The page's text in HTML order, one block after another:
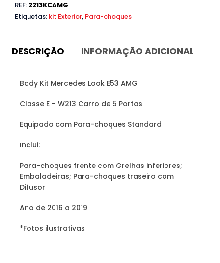
Mercedes
E
a
E53
REF: 2213KCAMG
Etiquetas: kit Exterior, Para-choques
DESCRIÇÃO INFORMAÇÃO ADICIONAL
Body Kit Mercedes Look E53 AMG
Classe E – W213 Carro de 5 Portas
Equipado com Para-choques Standard
Inclui:
Para-choques frente com Grelhas inferiores;
Embaladeiras; Para-choques traseiro com
Difusor
Ano de 2016 a 2019
*Fotos ilustrativas